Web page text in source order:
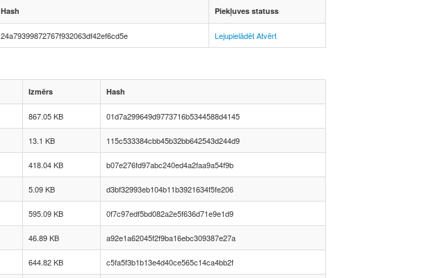
Hash Piekļuves statuss
24a79399872767f932063df42ef6cd5e LejupielādētAtvērt
Izmērs Hash
867.05 KB 01d7a299649d9773716b5344588d4145
13.1 KB 115c533384cbb45b32bb642543d244d9
418.04 KB b07e276fd97abc240ed4a2faa9a54f9b
5.09 KB d3bf32993eb104b11b3921634f5fe206
595.09 KB 0f7c97edf5bd082a2e5f636d71e9e1d9
46.89 KB a92e1a62045f2f9ba16ebc309387e27a
644.82 KB c5fa5f3b1b13e4d40ce565c14ca4bb2f